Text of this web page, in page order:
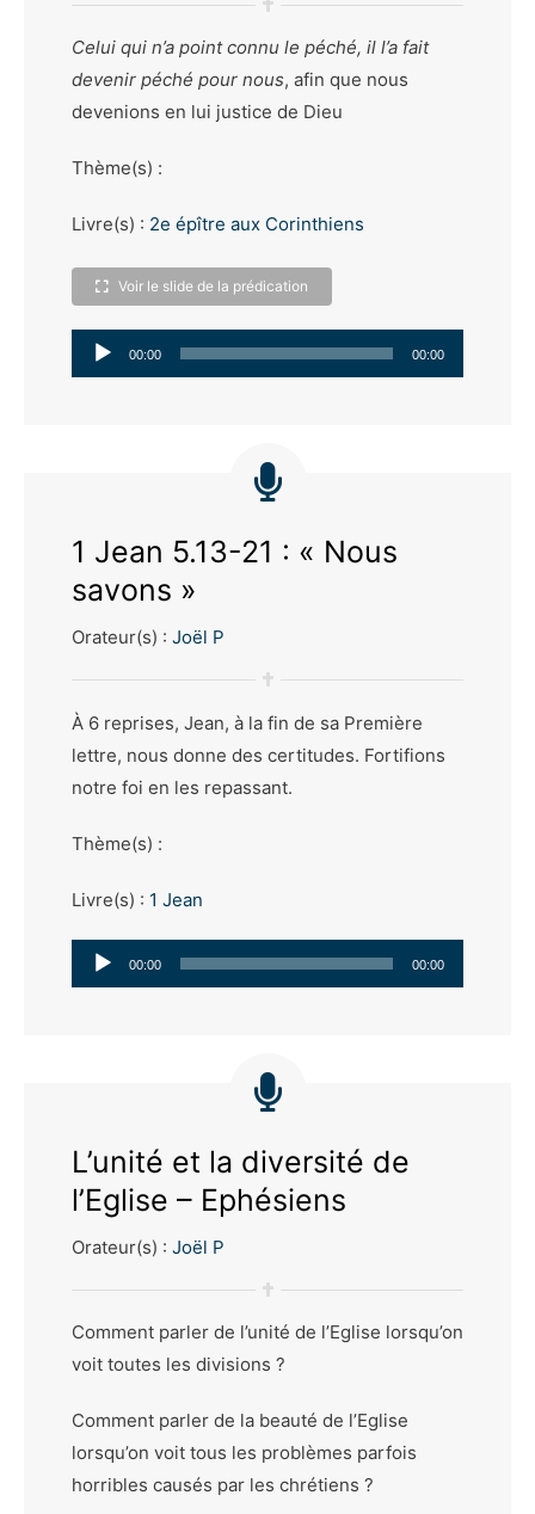
Celui qui n’a point connu le péché, il l’a fait
devenir péché pour nous, afin que nous
devenions en lui justice de Dieu
Thème(s) :
Livre(s) : 2e épître aux Corinthiens
Voir le slide de la prédication
Lecteur
00:00 00:00
1 Jean 5.13-21 : « Nous
savons »
Orateur(s) : Joël P
À 6 reprises, Jean, à la fin de sa Première
lettre, nous donne des certitudes. Fortifions
notre foi en les repassant.
Thème(s) :
Livre(s) : 1 Jean
Lecteur
00:00 00:00
L’unité et la diversité de
l’Eglise – Ephésiens
Orateur(s) : Joël P
Comment parler de l’unité de l’Eglise lorsqu’on
voit toutes les divisions ?
Comment parler de la beauté de l’Eglise
lorsqu’on voit tous les problèmes parfois
horribles causés par les chrétiens ?